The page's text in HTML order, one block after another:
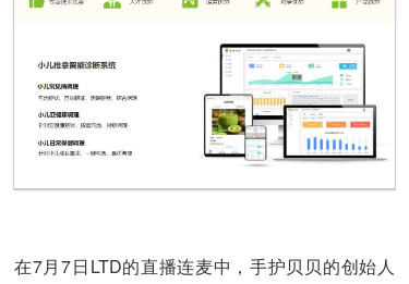
在7月7日LTD的直播连麦中，手护贝贝的创始人